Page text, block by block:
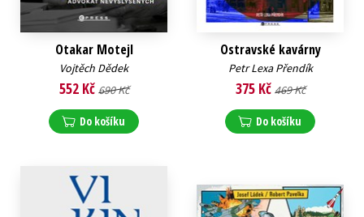
Otakar Motejl
Vojtěch Dědek
552 Kč 690 Kč
Do košíku
Ostravské kavárny
Petr Lexa Přendík
375 Kč 469 Kč
Do košíku